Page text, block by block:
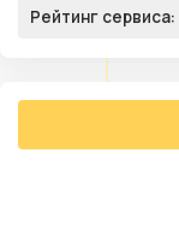
Рейтинг сервиса: